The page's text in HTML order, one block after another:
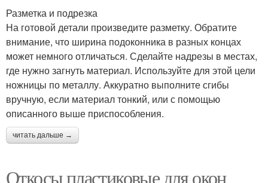
Разметка и подрезка
На готовой детали произведите разметку. Обратите
внимание, что ширина подоконника в разных концах
может немного отличаться. Сделайте надрезы в местах,
где нужно загнуть материал. Используйте для этой цели
ножницы по металлу. Аккуратно выполните сгибы
вручную, если материал тонкий, или с помощью
описанного выше приспособления.
читать дальше →
Откосы пластиковые для окон